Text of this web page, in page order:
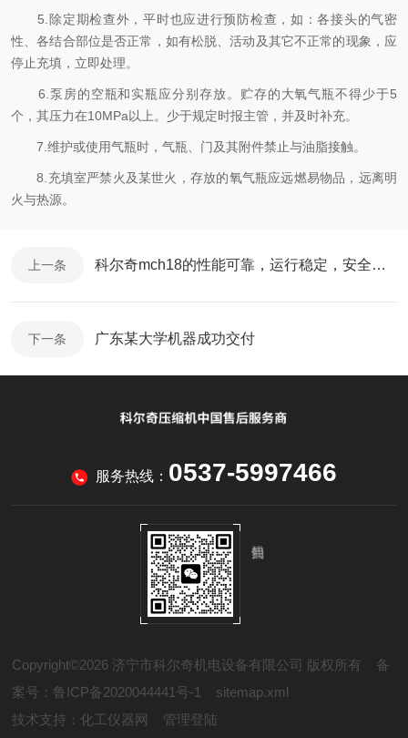
5.除定期检查外，平时也应进行预防检查，如：各接头的气密
性、各结合部位是否正常，如有松脱、活动及其它不正常的现象，应
停止充填，立即处理。
6.泵房的空瓶和实瓶应分别存放。贮存的大氧气瓶不得少于5
个，其压力在10MPa以上。少于规定时报主管，并及时补充。
7.维护或使用气瓶时，气瓶、门及其附件禁止与油脂接触。
8.充填室严禁火及某世火，存放的氧气瓶应远燃易物品，远离明
火与热源。
上一条 科尔奇mch18的性能可靠，运行稳定，安全性高
下一条 广东某大学机器成功交付
服务热线： 0537-5997466
Copyright©2026 济宁市科尔奇机电设备有限公司 版权所有 备
案号：鲁ICP备2020044441号-1
sitemap.xml
技术支持： 化工仪器网 管理登陆